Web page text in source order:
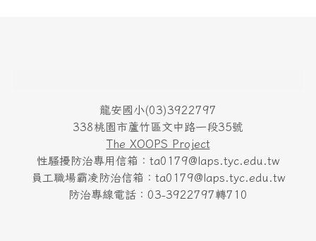
龍安國小(03)3922797
338桃園市蘆竹區文中路一段35號
The XOOPS Project
性騷擾防治專用信箱：ta0179@laps.tyc.edu.tw
員工職場霸凌防治信箱：ta0179@laps.tyc.edu.tw
防治專線電話：03-3922797轉710